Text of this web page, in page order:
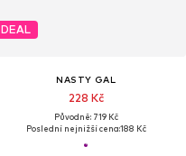
DEAL
NASTY GAL
228 Kč
Původně: 719 Kč
Poslední nejnižší cena:188 Kč